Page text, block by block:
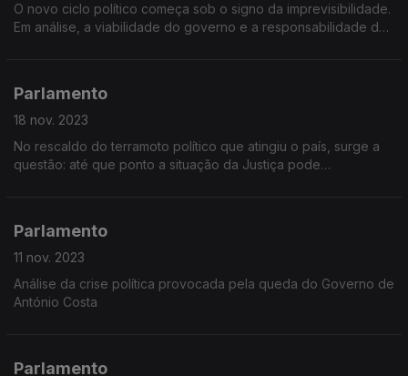
O novo ciclo político começa sob o signo da imprevisibilidade.
Em análise, a viabilidade do governo e a responsabilidade da
Parlamento
18 nov. 2023
No rescaldo do terramoto político que atingiu o país, surge a
questão: até que ponto a situação da Justiça pode
Parlamento
11 nov. 2023
Análise da crise política provocada pela queda do Governo de
António Costa
Parlamento